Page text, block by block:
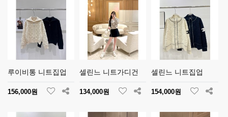
루이비통 니트집업
156,000원
셀린느 니트가디건
134,000원
셀린느 니트집업
154,000원